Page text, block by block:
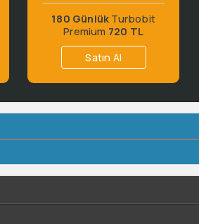
180 Günlük Turbobit
Premium 720 TL
Satın Al